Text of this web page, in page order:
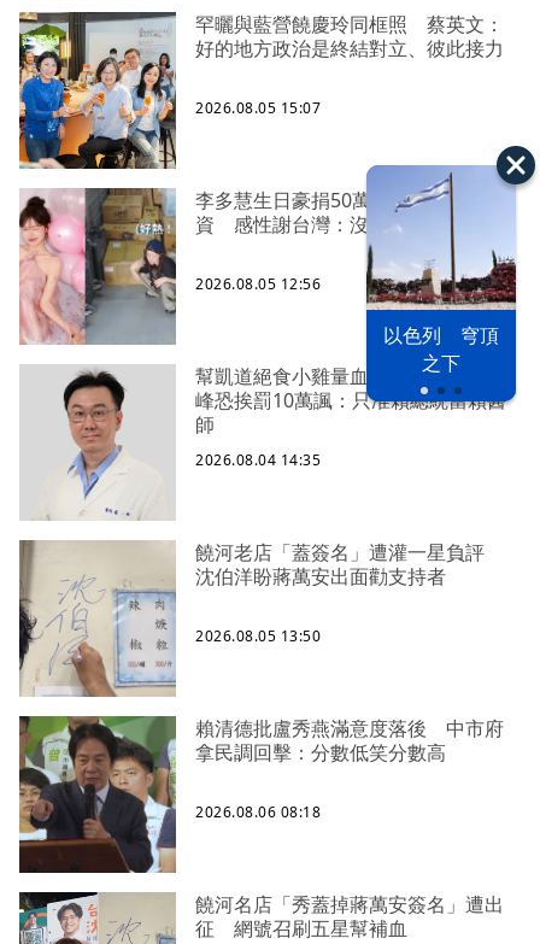
以色列 穹頂
之下
罕曬與藍營饒慶玲同框照 蔡英文：
好的地方政治是終結對立、彼此接力
2026.08.05 15:07
李多慧生日豪捐50萬、親搭卡車送物
資 感性謝台灣：沒有大家就沒我
2026.08.05 12:56
幫凱道絕食小雞量血壓遭檢舉？蘇一
峰恐挨罰10萬諷：只准賴總統當賴醫
師
2026.08.04 14:35
饒河老店「蓋簽名」遭灌一星負評
沈伯洋盼蔣萬安出面勸支持者
2026.08.05 13:50
賴清德批盧秀燕滿意度落後 中市府
拿民調回擊：分數低笑分數高
2026.08.06 08:18
饒河名店「秀蓋掉蔣萬安簽名」遭出
征 網號召刷五星幫補血